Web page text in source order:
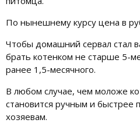
По нынешнему курсу цена в
Чтобы домашний сервал стал
брать котенком не старше 5-
ранее 1,5-месячного.
В любом случае, чем моложе
становится ручным и быстрее
хозяевам.